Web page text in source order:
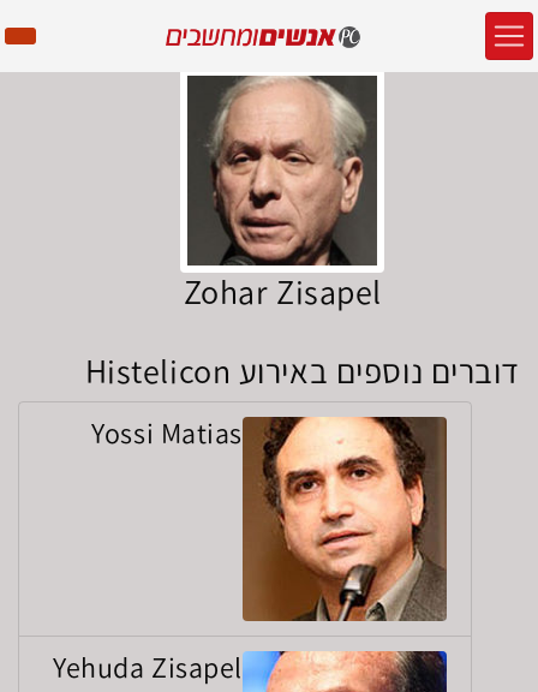
Zohar Zisapel
דוברים נוספים באירוע Histelicon
Yossi Matias
Yehuda Zisapel